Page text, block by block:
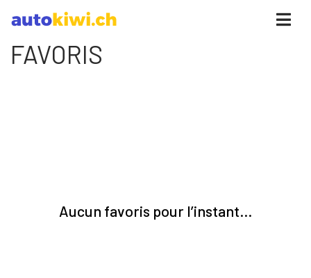
FAVORIS
Aucun favoris pour l’instant…